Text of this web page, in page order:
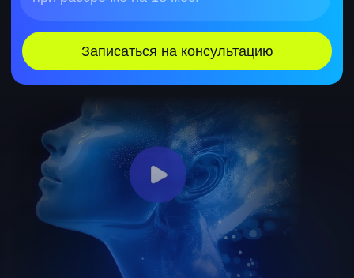
Инструменты курса
Визуал: Видео:
Текст:
Корпоративное обучение
Скидка для корпоративных клиентов